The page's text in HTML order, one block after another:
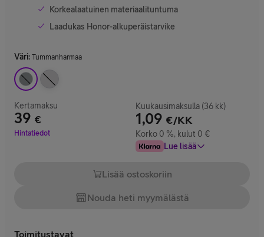
Korkealaatuinen materiaalituntuma
Laadukas Honor-alkuperäistarvike
Väri: Tummanharmaa
Kertamaksu
39 €
Hinta 39 €
Hintatiedot
Kuukausimaksulla (36 kk)
1,09 €/KK
Korko 0 %, kulut 0 €
Lue lisää
Lisää ostoskoriin
Nouda heti myymälästä
Toimitustavat